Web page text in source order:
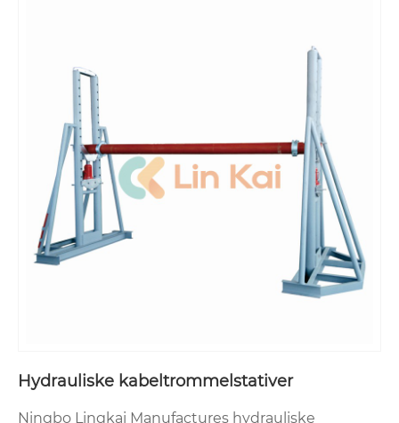
Hydrauliske kabeltrommelstativer
Ningbo Lingkai Manufactures hydrauliske